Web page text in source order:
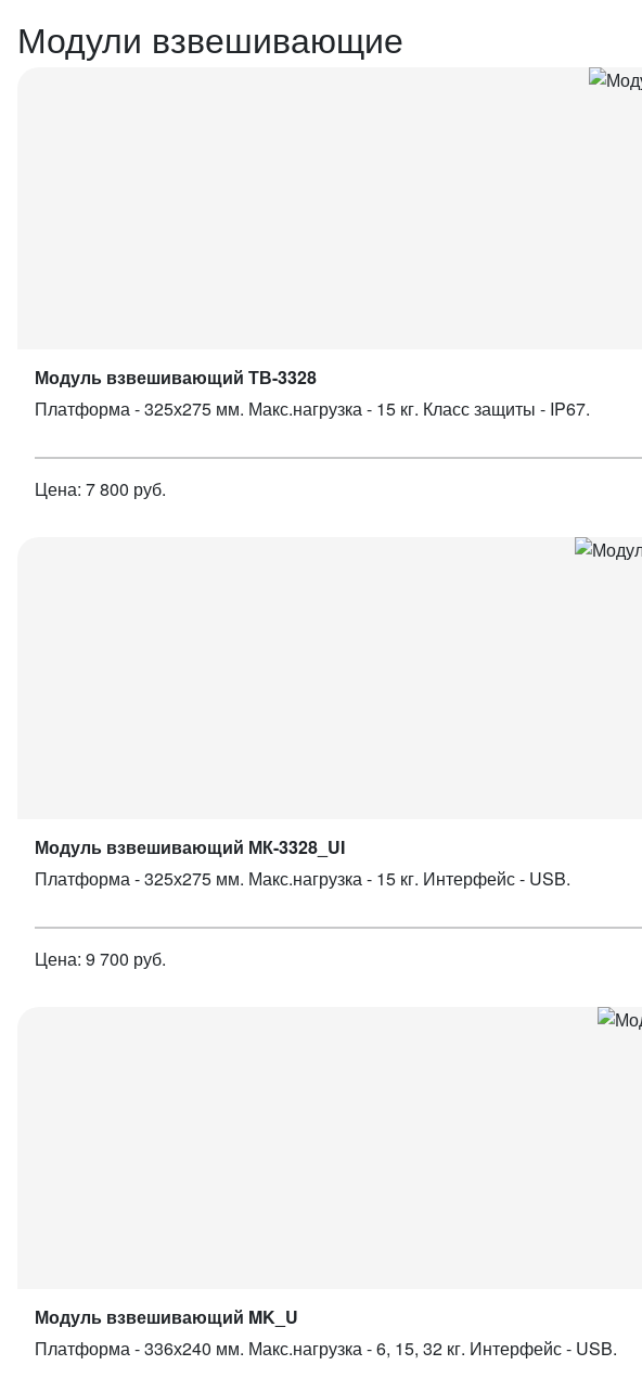
Модули взвешивающие
Модуль взвешивающий ТВ-3328
Платформа - 325х275 мм. Макс.нагрузка - 15 кг. Класс защиты - IP67.
Цена: 7 800 руб.
Модуль взвешивающий МК-3328_UI
Платформа - 325х275 мм. Макс.нагрузка - 15 кг. Интерфейс - USB.
Цена: 9 700 руб.
Модуль взвешивающий MK_U
Платформа - 336х240 мм. Макс.нагрузка - 6, 15, 32 кг. Интерфейс - USB.